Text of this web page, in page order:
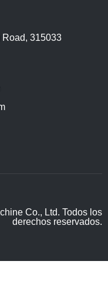
315033
Co., Ltd. Todos los
derechos reservados.